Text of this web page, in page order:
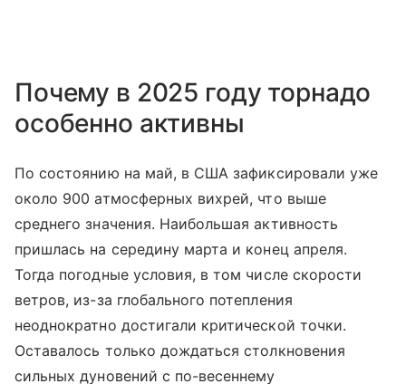
Почему в 2025 году торнадо
особенно активны
По состоянию на май, в США зафиксировали уже
около 900 атмосферных вихрей, что выше
среднего значения. Наибольшая активность
пришлась на середину марта и конец апреля.
Тогда погодные условия, в том числе скорости
ветров, из-за глобального потепления
неоднократно достигали критической точки.
Оставалось только дождаться столкновения
сильных дуновений с по-весеннему